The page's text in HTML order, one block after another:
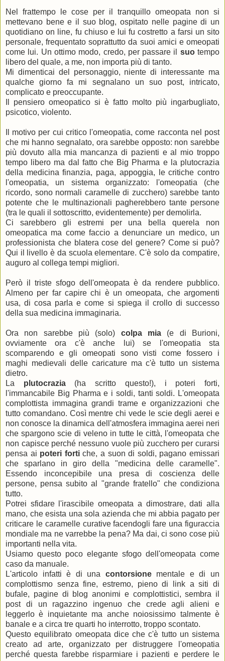
Nel frattempo le cose per il tranquillo omeopata non si
mettevano bene e il suo blog, ospitato nelle pagine di un
quotidiano on line, fu chiuso e lui fu costretto a farsi un sito
personale, frequentato soprattutto da suoi amici e omeopati
come lui. Un ottimo modo, credo, per passare il suotempo
libero del quale, a me, non importa più di tanto.
Mi dimenticai del personaggio, niente di interessante ma
qualche giorno fa mi segnalano un suo post, intricato,
complicato e preoccupante.
Il pensiero omeopatico si è fatto molto più ingarbugliato,
psicotico, violento.
Il motivo per cui critico l'omeopatia, come racconta nel post
che mi hanno segnalato, ora sarebbe opposto: non sarebbe
più dovuto alla mia mancanza di pazienti e al mio troppo
tempo libero ma dal fatto che Big Pharma e la plutocrazia
della medicina finanzia, paga, appoggia, le critiche contro
l'omeopatia, un sistema organizzato: l'omeopatia (che
ricordo, sono normali caramelle di zucchero) sarebbe tanto
potente che le multinazionali pagherebbero tante persone
(tra le quali il sottoscritto, evidentemente) per demolirla.
Ci sarebbero gli estremi per una bella querela non
omeopatica ma come faccio a denunciare un medico, un
professionista che blatera cose del genere? Come si può?
Qui il livello è da scuola elementare. C'è solo da compatire,
auguro al collega tempi migliori.
Però il triste sfogo dell'omeopata è da rendere pubblico.
Almeno per far capire chi è un omeopata, che argomenti
usa, di cosa parla e come si spiega il crollo di successo
della sua medicina immaginaria.
Ora non sarebbe più (solo) colpa mia (e di Burioni,
ovviamente ora c'è anche lui) se l'omeopatia sta
scomparendo e gli omeopati sono visti come fossero i
maghi medievali delle caricature ma c'è tutto un sistema
dietro.
La plutocrazia (ha scritto questo!), i poteri forti,
l'immancabile Big Pharma e i soldi, tanti soldi. L'omeopata
complottista immagina grandi trame e organizzazioni che
tutto comandano. Così mentre chi vede le scie degli aerei e
non conosce la dinamica dell'atmosfera immagina aerei neri
che spargono scie di veleno in tutte le città, l'omeopata che
non capisce perché nessuno vuole più zucchero per curarsi
pensa ai poteri fortiche, a suon di soldi, pagano emissari
che sparlano in giro della "medicina delle caramelle".
Essendo inconcepibile una presa di coscienza delle
persone, pensa subito al "grande fratello" che condiziona
tutto.
Potrei sfidare l'irascibile omeopata a dimostrare, dati alla
mano, che esista una sola azienda che mi abbia pagato per
criticare le caramelle curative facendogli fare una figuraccia
mondiale ma ne varrebbe la pena? Ma dai, ci sono cose più
importanti nella vita.
Usiamo questo poco elegante sfogo dell'omeopata come
caso da manuale.
L'articolo infatti è di una contorsione mentale e di un
complottismo senza fine, estremo, pieno di link a siti di
bufale, pagine di blog anonimi e complottistici, sembra il
post di un ragazzino ingenuo che crede agli alieni e
leggerlo è inquietante ma anche noiosissimo talmente è
banale e a circa tre quarti ho interrotto, troppo scontato.
Questo equilibrato omeopata dice che c'è tutto un sistema
creato ad arte, organizzato per distruggere l'omeopatia
perché questa farebbe risparmiare i pazienti e perdere le